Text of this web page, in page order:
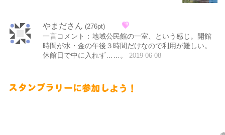
やまださん (276pt)
一言コメント：地域公民館の一室、という感じ。開館
時間が水・金の午後３時間だけなので利用が難しい。
休館日で中に入れず……。
2019-06-08